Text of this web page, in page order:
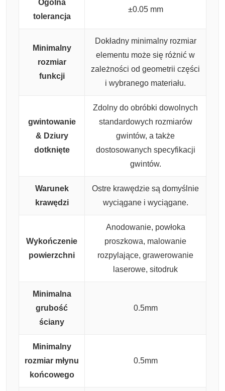
Ogólna
tolerancja
±0.05 mm
Minimalny
rozmiar
funkcji
Dokładny minimalny rozmiar
elementu może się różnić w
zależności od geometrii części
i wybranego materiału.
gwintowanie
& Dziury
dotknięte
Zdolny do obróbki dowolnych
standardowych rozmiarów
gwintów, a także
dostosowanych specyfikacji
gwintów.
Warunek
krawędzi
Ostre krawędzie są domyślnie
wyciągane i wyciągane.
Wykończenie
powierzchni
Anodowanie, powłoka
proszkowa, malowanie
rozpylające, grawerowanie
laserowe, sitodruk
Minimalna
grubość
ściany
0.5mm
Minimalny
rozmiar młynu
końcowego
0.5mm